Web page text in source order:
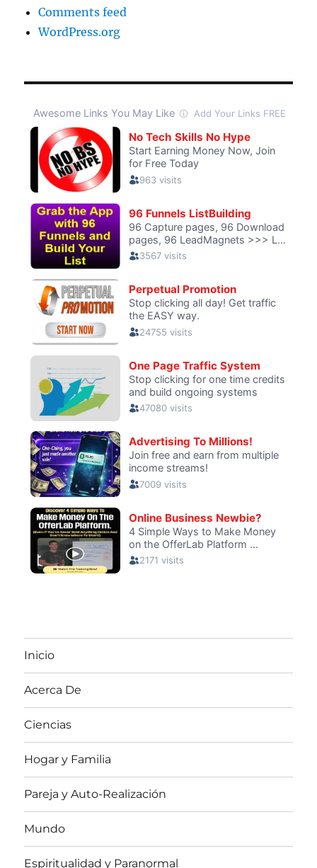
Comments feed
WordPress.org
Inicio
Acerca De
Ciencias
Hogar y Familia
Pareja y Auto-Realización
Mundo
Espiritualidad y Paranormal